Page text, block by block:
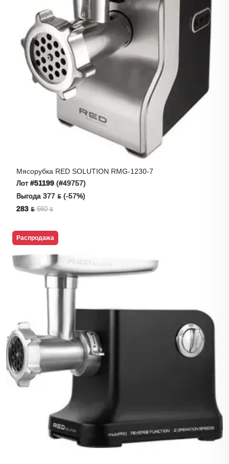
Мясорубка RED SOLUTION RMG-1230-7
Лот#51199 (#49757)
Выгода 377 ƃ (-57%)
283 ƃ 660 ƃ
Распродажа